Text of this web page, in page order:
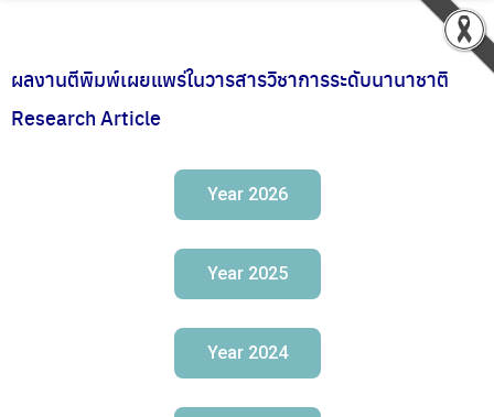
ผลงานตีพิมพ์เผยแพร่ในวารสารวิชาการระดับนานาชาติ
Research Article
Year 2026
Year 2025
Year 2024